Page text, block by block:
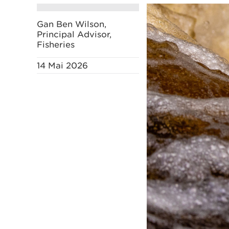
Gan Ben Wilson,
Principal Advisor,
Fisheries
14 Mai 2026